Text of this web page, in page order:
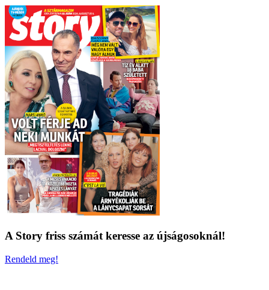
A Story friss számát keresse az újságosoknál!
Rendeld meg!